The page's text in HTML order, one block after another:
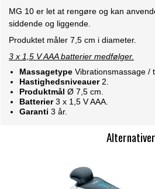
MG 10 er let at rengøre og kan
siddende og liggende.
Produktet måler 7,5 cm i diameter.
3 x 1,5 V AAA batterier medfølger.
MassagetypeVibrationsmassage /
Hastighedsniveauer2.
Produktmål Ø 7,5 cm.
Batterier3 x 1,5 V AAA.
Garanti 3 år.
Alternativer